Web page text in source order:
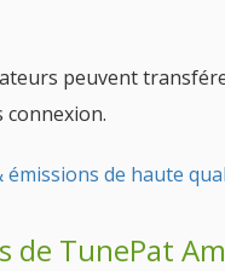
peuvent
émissions de haute
de TunePat